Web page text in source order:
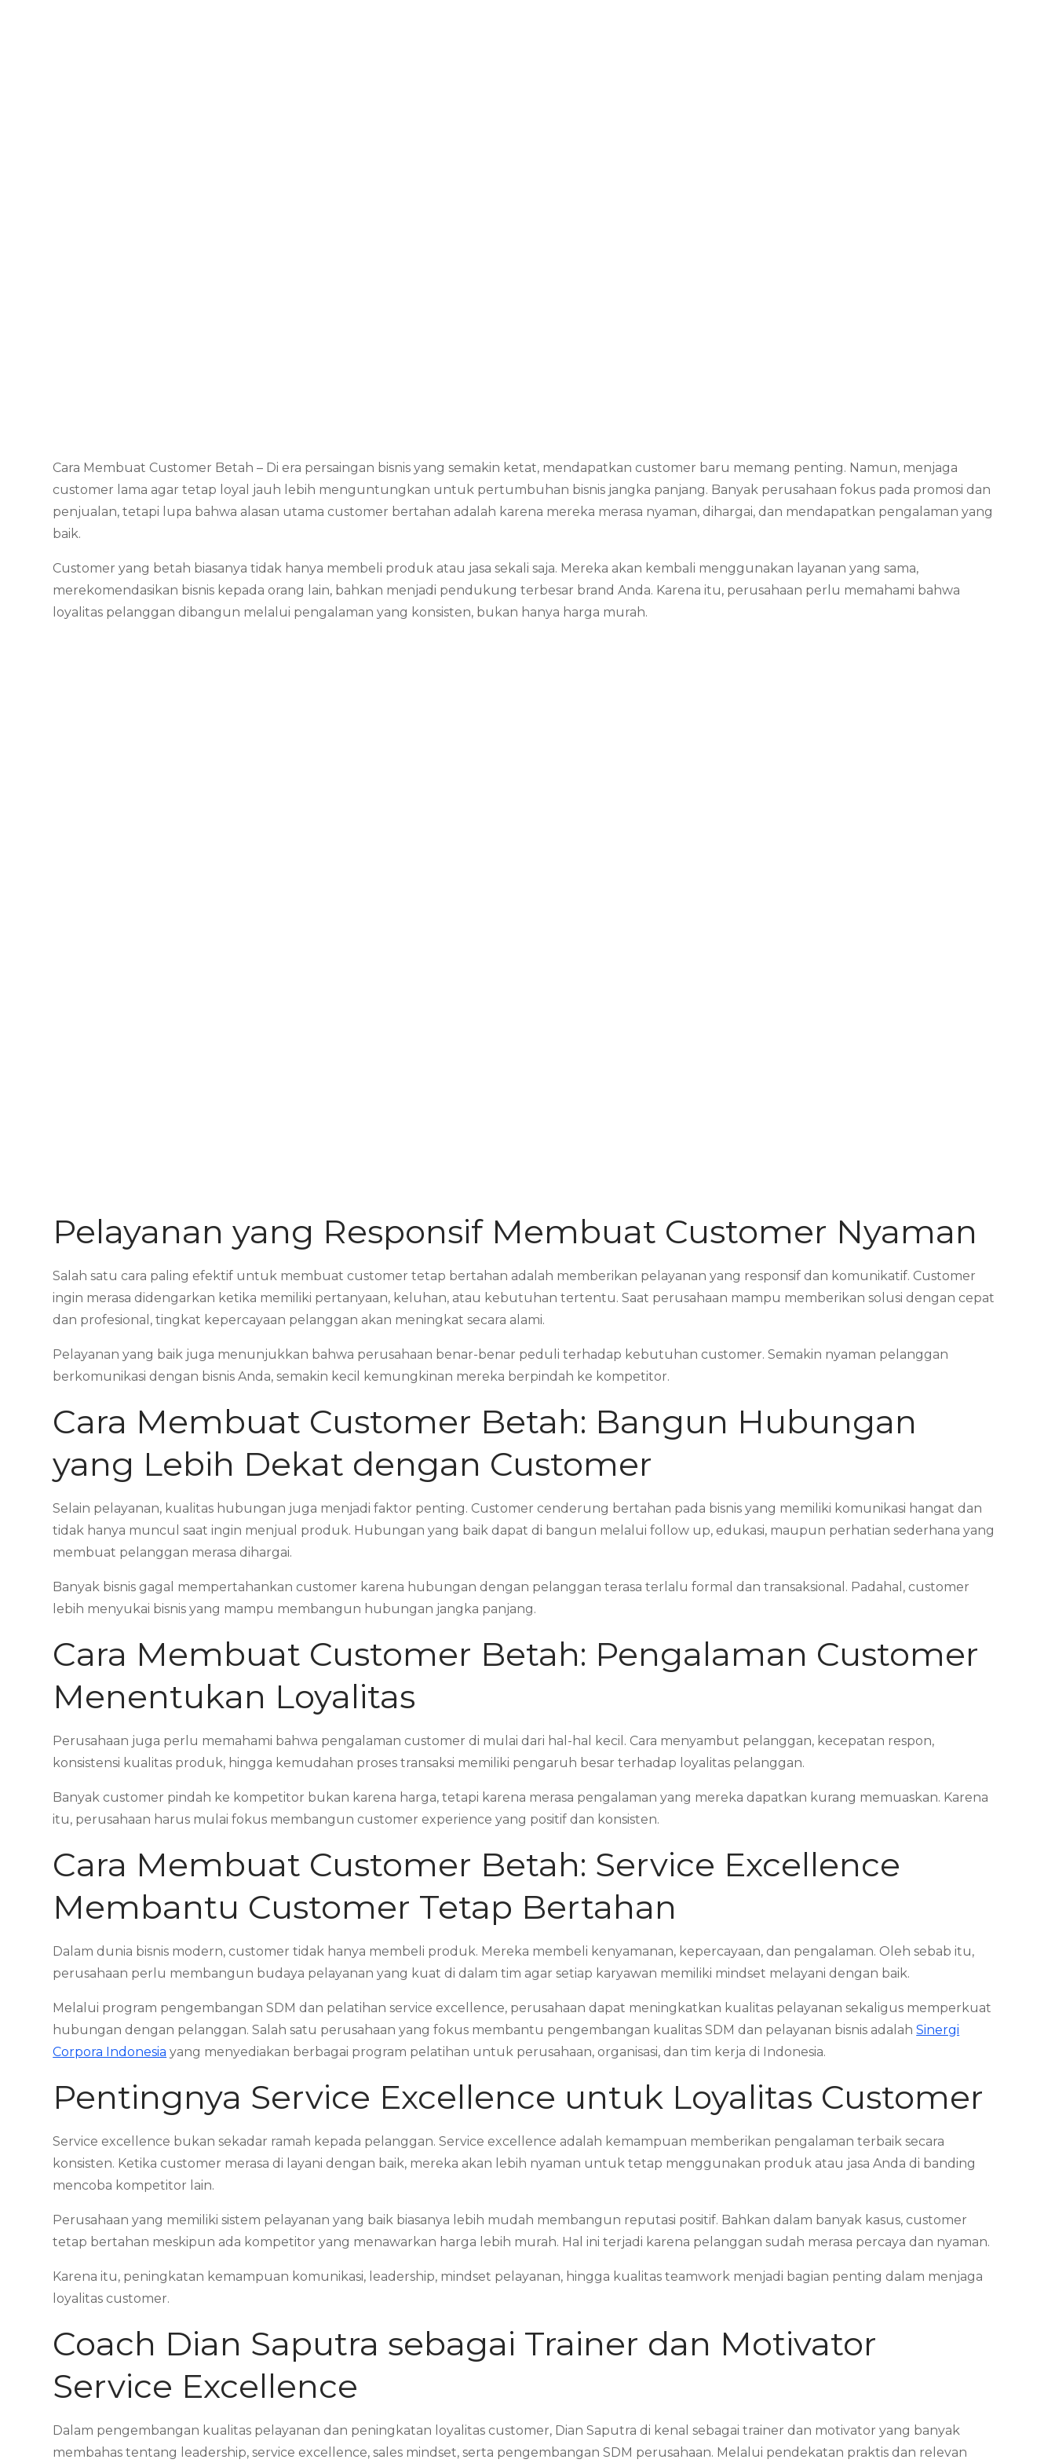
Cara Membuat Customer Betah – Di era persaingan bisnis yang semakin ketat, mendapatkan customer baru memang penting. Namun, menjaga
customer lama agar tetap loyal jauh lebih menguntungkan untuk pertumbuhan bisnis jangka panjang. Banyak perusahaan fokus pada promosi dan
penjualan, tetapi lupa bahwa alasan utama customer bertahan adalah karena mereka merasa nyaman, dihargai, dan mendapatkan pengalaman yang
baik.
Customer yang betah biasanya tidak hanya membeli produk atau jasa sekali saja. Mereka akan kembali menggunakan layanan yang sama,
merekomendasikan bisnis kepada orang lain, bahkan menjadi pendukung terbesar brand Anda. Karena itu, perusahaan perlu memahami bahwa
loyalitas pelanggan dibangun melalui pengalaman yang konsisten, bukan hanya harga murah.
Pelayanan yang Responsif Membuat Customer Nyaman
Salah satu cara paling efektif untuk membuat customer tetap bertahan adalah memberikan pelayanan yang responsif dan komunikatif. Customer
ingin merasa didengarkan ketika memiliki pertanyaan, keluhan, atau kebutuhan tertentu. Saat perusahaan mampu memberikan solusi dengan cepat
dan profesional, tingkat kepercayaan pelanggan akan meningkat secara alami.
Pelayanan yang baik juga menunjukkan bahwa perusahaan benar-benar peduli terhadap kebutuhan customer. Semakin nyaman pelanggan
berkomunikasi dengan bisnis Anda, semakin kecil kemungkinan mereka berpindah ke kompetitor.
Cara Membuat Customer Betah: Bangun Hubungan
yang Lebih Dekat dengan Customer
Selain pelayanan, kualitas hubungan juga menjadi faktor penting. Customer cenderung bertahan pada bisnis yang memiliki komunikasi hangat dan
tidak hanya muncul saat ingin menjual produk. Hubungan yang baik dapat di bangun melalui follow up, edukasi, maupun perhatian sederhana yang
membuat pelanggan merasa dihargai.
Banyak bisnis gagal mempertahankan customer karena hubungan dengan pelanggan terasa terlalu formal dan transaksional. Padahal, customer
lebih menyukai bisnis yang mampu membangun hubungan jangka panjang.
Cara Membuat Customer Betah: Pengalaman Customer
Menentukan Loyalitas
Perusahaan juga perlu memahami bahwa pengalaman customer di mulai dari hal-hal kecil. Cara menyambut pelanggan, kecepatan respon,
konsistensi kualitas produk, hingga kemudahan proses transaksi memiliki pengaruh besar terhadap loyalitas pelanggan.
Banyak customer pindah ke kompetitor bukan karena harga, tetapi karena merasa pengalaman yang mereka dapatkan kurang memuaskan. Karena
itu, perusahaan harus mulai fokus membangun customer experience yang positif dan konsisten.
Cara Membuat Customer Betah: Service Excellence
Membantu Customer Tetap Bertahan
Dalam dunia bisnis modern, customer tidak hanya membeli produk. Mereka membeli kenyamanan, kepercayaan, dan pengalaman. Oleh sebab itu,
perusahaan perlu membangun budaya pelayanan yang kuat di dalam tim agar setiap karyawan memiliki mindset melayani dengan baik.
Melalui program pengembangan SDM dan pelatihan service excellence, perusahaan dapat meningkatkan kualitas pelayanan sekaligus memperkuat
hubungan dengan pelanggan. Salah satu perusahaan yang fokus membantu pengembangan kualitas SDM dan pelayanan bisnis adalahSinergi
Corpora Indonesia yang menyediakan berbagai program pelatihan untuk perusahaan, organisasi, dan tim kerja di Indonesia.
Pentingnya Service Excellence untuk Loyalitas Customer
Service excellence bukan sekadar ramah kepada pelanggan. Service excellence adalah kemampuan memberikan pengalaman terbaik secara
konsisten. Ketika customer merasa di layani dengan baik, mereka akan lebih nyaman untuk tetap menggunakan produk atau jasa Anda di banding
mencoba kompetitor lain.
Perusahaan yang memiliki sistem pelayanan yang baik biasanya lebih mudah membangun reputasi positif. Bahkan dalam banyak kasus, customer
tetap bertahan meskipun ada kompetitor yang menawarkan harga lebih murah. Hal ini terjadi karena pelanggan sudah merasa percaya dan nyaman.
Karena itu, peningkatan kemampuan komunikasi, leadership, mindset pelayanan, hingga kualitas teamwork menjadi bagian penting dalam menjaga
loyalitas customer.
Coach Dian Saputra sebagai Trainer dan Motivator
Service Excellence
Dalam pengembangan kualitas pelayanan dan peningkatan loyalitas customer, Dian Saputra di kenal sebagai trainer dan motivator yang banyak
membahas tentang leadership, service excellence, sales mindset, serta pengembangan SDM perusahaan. Melalui pendekatan praktis dan relevan